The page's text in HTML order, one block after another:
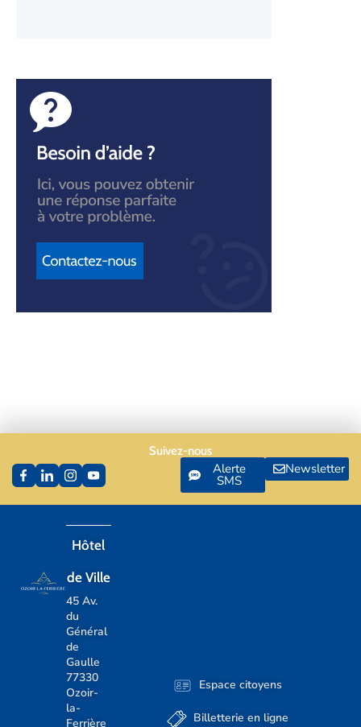
Hôtel
de Ville
45 Av.
du
Général
de
Gaulle
77330
Ozoir-
la-
Ferrière
Espace citoyens
Billetterie en ligne
Suivez-nous
Alerte
SMS
Newsletter